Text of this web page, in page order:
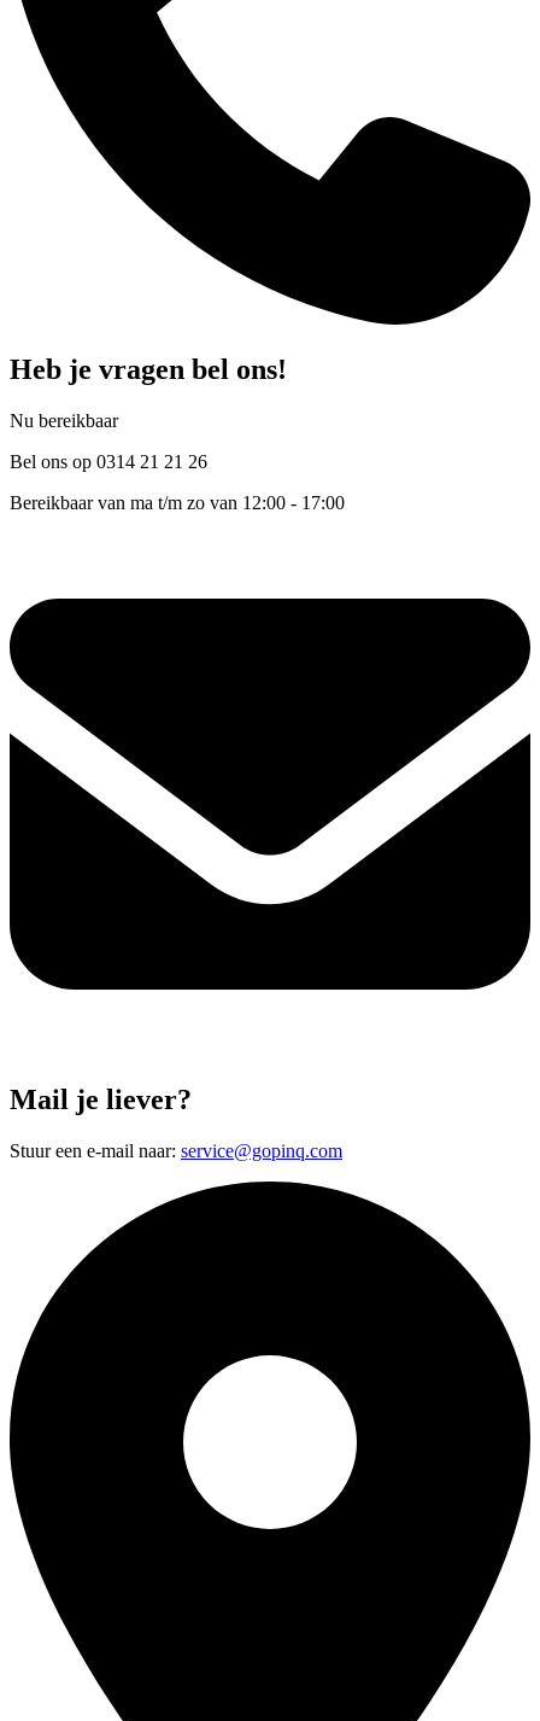
Heb je vragen bel ons!
Nu bereikbaar
Bel ons op 0314 21 21 26
Bereikbaar van ma t/m zo van 12:00 - 17:00
Mail je liever?
Stuur een e-mail naar: service@gopinq.com